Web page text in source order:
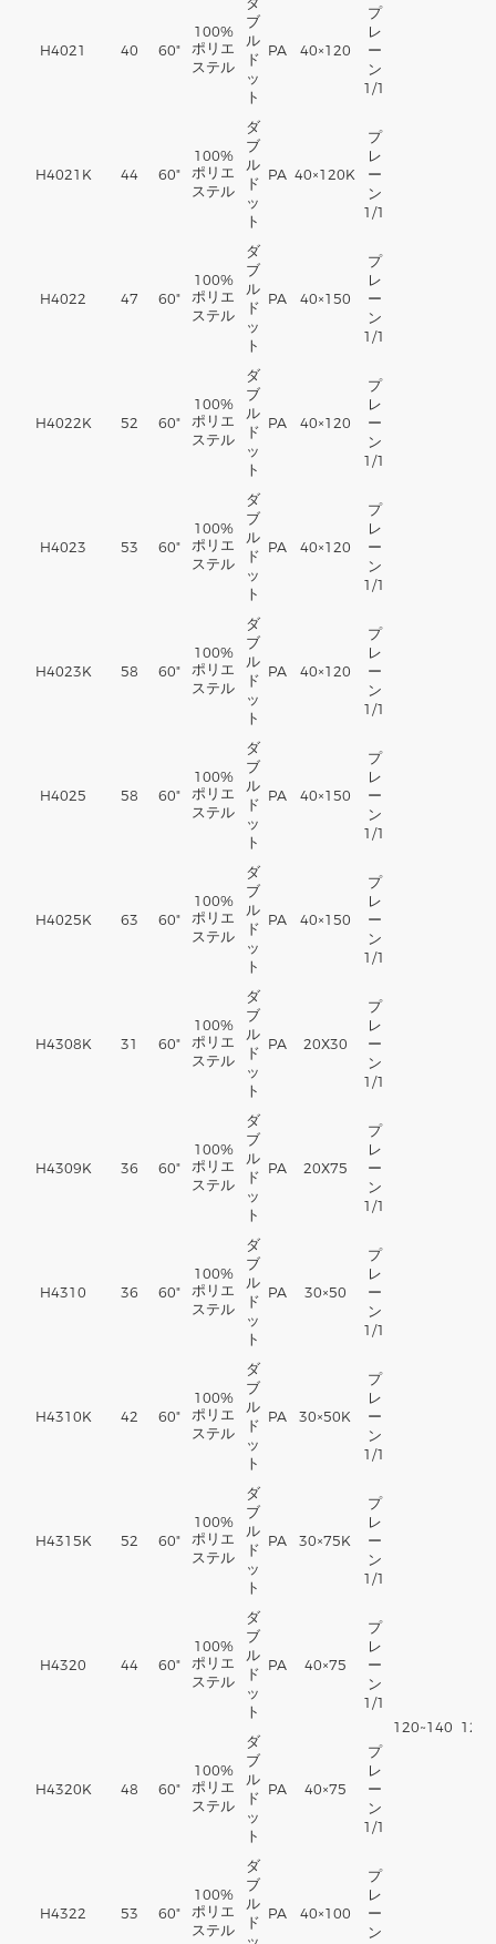
120~140
H4021 40 60"
100%
ポリエ
ステル
ブ
ル
ド
ッ
ト
PA 40×120
プ
レ
ー
ン
1/1
H4021K 44 60"
100%
ポリエ
ステル
ダ
ブ
ル
ド
ッ
ト
PA 40×120K
プ
レ
ー
ン
1/1
H4022 47 60"
100%
ポリエ
ステル
ダ
ブ
ル
ド
ッ
ト
PA 40×150
プ
レ
ー
ン
1/1
H4022K 52 60"
100%
ポリエ
ステル
ダ
ブ
ル
ド
ッ
ト
PA 40×120
プ
レ
ー
ン
1/1
H4023 53 60"
100%
ポリエ
ステル
ダ
ブ
ル
ド
ッ
ト
PA 40×120
プ
レ
ー
ン
1/1
H4023K 58 60"
100%
ポリエ
ステル
ダ
ブ
ル
ド
ッ
ト
PA 40×120
プ
レ
ー
ン
1/1
H4025 58 60"
100%
ポリエ
ステル
ダ
ブ
ル
ド
ッ
ト
PA 40×150
プ
レ
ー
ン
1/1
H4025K 63 60"
100%
ポリエ
ステル
ダ
ブ
ル
ド
ッ
ト
PA 40×150
プ
レ
ー
ン
1/1
H4308K 31 60"
100%
ポリエ
ステル
ダ
ブ
ル
ド
ッ
ト
PA 20X30
プ
レ
ー
ン
1/1
H4309K 36 60"
100%
ポリエ
ステル
ダ
ブ
ル
ド
ッ
ト
PA 20X75
プ
レ
ー
ン
1/1
H4310 36 60"
100%
ポリエ
ステル
ダ
ブ
ル
ド
ッ
ト
PA 30×50
プ
レ
ー
ン
1/1
H4310K 42 60"
100%
ポリエ
ステル
ダ
ブ
ル
ド
ッ
ト
PA 30×50K
プ
レ
ー
ン
1/1
H4315K 52 60"
100%
ポリエ
ステル
ダ
ブ
ル
ド
ッ
ト
PA 30×75K
プ
レ
ー
ン
1/1
H4320 44 60"
100%
ポリエ
ステル
ダ
ブ
ル
ド
ッ
ト
PA 40×75
プ
レ
ー
ン
1/1
H4320K 48 60"
100%
ポリエ
ステル
ダ
ブ
ル
ド
ッ
ト
PA 40×75
プ
レ
ー
ン
1/1
H4322 53 60"
100%
ポリエ
ステル
ダ
ブ
ル
ド
PA 40×100
プ
レ
ー
ン